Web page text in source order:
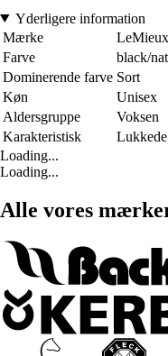
Yderligere information
Mærke
LeMieux
Farve
black/
Dominerende farve Sort
Køn
Unisex
Aldersgruppe
Voksen
Karakteristisk
Lukkede
Loading...
Loading...
Alle vores